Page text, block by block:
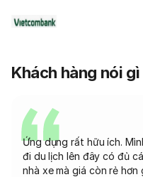
Khách hàng nói
Ứng dụng rất hữu ích.
đi du lịch lên đây có đủ
nhà xe mà giá còn rẻ hơn